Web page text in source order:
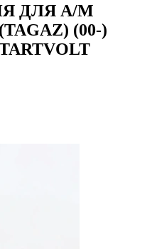
ДЛЯ А/М
(00-)